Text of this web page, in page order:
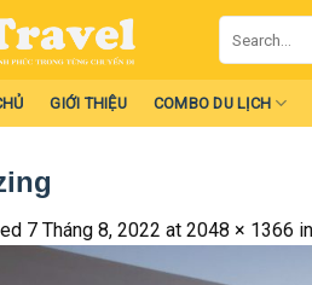
Search
for:
GIỚI THIỆU COMBO DU LỊCH
7 Tháng 8, 2022 at 2048 × 1366 in